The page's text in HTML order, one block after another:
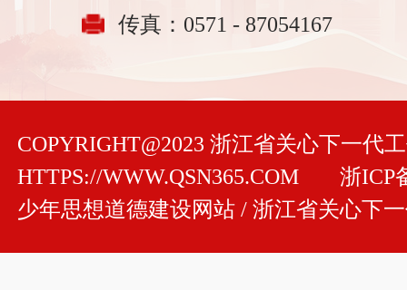
传真：0571 - 87054167
COPYRIGHT@2023 浙江省关心下一代
HTTPS://WWW.QSN365.COM
浙ICP
少年思想道德建设网站 / 浙江省关心下